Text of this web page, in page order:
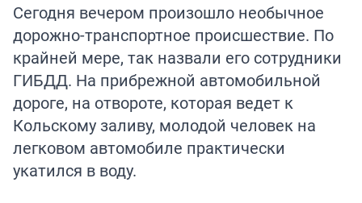
Сегодня вечером произошло необычное
дорожно-транспортное происшествие. По
крайней мере, так назвали его сотрудники
ГИБДД. На прибрежной автомобильной
дороге, на отвороте, которая ведет к
Кольскому заливу, молодой человек на
легковом автомобиле практически
укатился в воду.